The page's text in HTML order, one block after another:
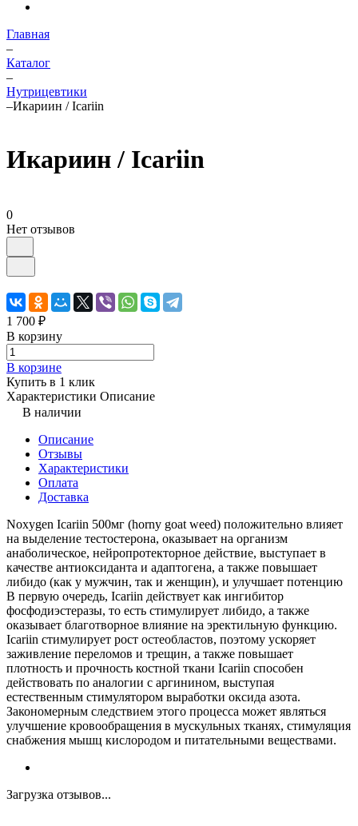
Главная
–
Каталог
–
Нутрицевтики
–Икариин / Icariin
Икариин / Icariin
0
Нет отзывов
1 700 ₽
В корзину
В корзине
Купить в 1 клик
Характеристики Описание
В наличии
Описание
Отзывы
Характеристики
Оплата
Доставка
Noxygen Icariin 500мг (horny goat weed) положительно влияет
на выделение тестостерона, оказывает на организм
анаболическое, нейропротекторное действие, выступает в
качестве антиоксиданта и адаптогена, а также повышает
либидо (как у мужчин, так и женщин), и улучшает потенцию
В первую очередь, Icariin действует как ингибитор
фосфодиэстеразы, то есть стимулирует либидо, а также
оказывает благотворное влияние на эректильную функцию.
Icariin стимулирует рост остеобластов, поэтому ускоряет
заживление переломов и трещин, а также повышает
плотность и прочность костной ткани Icariin способен
действовать по аналогии с аргинином, выступая
естественным стимулятором выработки оксида азота.
Закономерным следствием этого процесса может являться
улучшение кровообращения в мускульных тканях, стимуляция
снабжения мышц кислородом и питательными веществами.
Загрузка отзывов...